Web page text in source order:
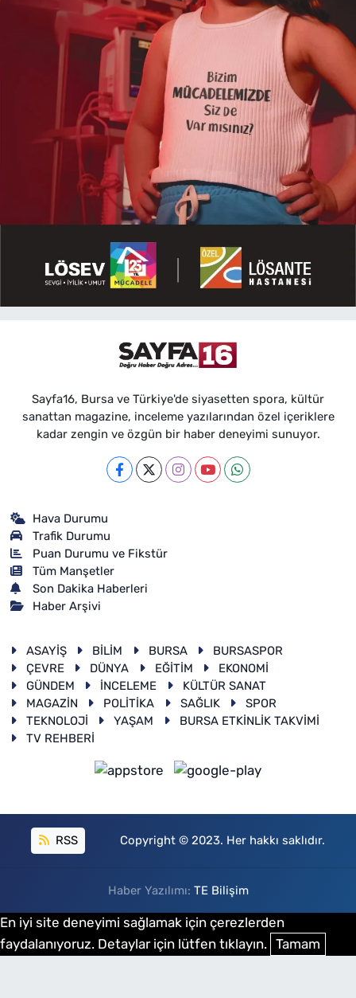
Sayfa16, Bursa ve Türkiye'de siyasetten spora, kültür
sanattan magazine, inceleme yazılarından özel içeriklere
kadar zengin ve özgün bir haber deneyimi sunuyor.
Hava Durumu
Trafik Durumu
Puan Durumu ve Fikstür
Tüm Manşetler
Son Dakika Haberleri
Haber Arşivi
ASAYİŞ BİLİM BURSA
BURSASPOR
ÇEVRE
DÜNYA EĞİTİM
EKONOMİ
GÜNDEM
İNCELEME
KÜLTÜR SANAT
MAGAZİN
POLİTİKA SAĞLIK
SPOR
TEKNOLOJİ
YAŞAM
BURSA ETKİNLİK TAKVİMİ
TV REHBERİ
RSS Copyright © 2023. Her hakkı saklıdır.
Haber Yazılımı: TE Bilişim
En iyi site deneyimi sağlamak için çerezlerden
faydalanıyoruz. Detaylar için lütfen tıklayın. Tamam